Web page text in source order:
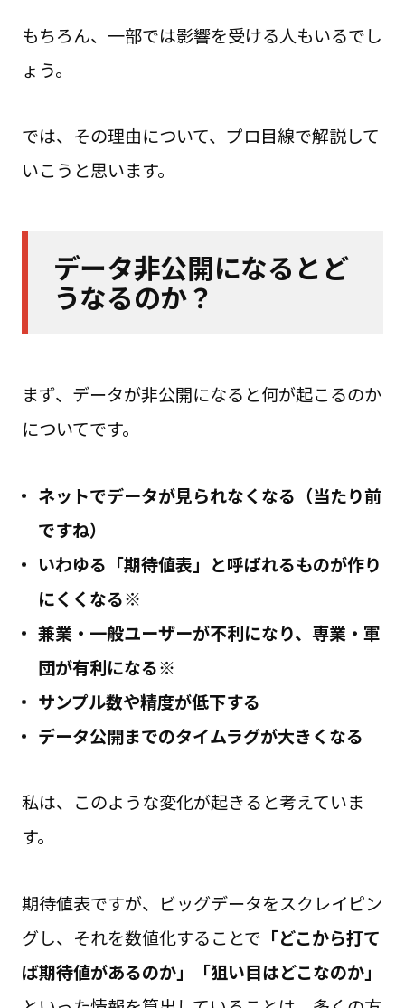
もちろん、一部では影響を受ける人もいるでし
ょう。
では、その理由について、プロ目線で解説して
いこうと思います。
データ非公開になるとど
うなるのか？
まず、データが非公開になると何が起こるのか
についてです。
ネットでデータが見られなくなる（当たり前
ですね）
いわゆる「期待値表」と呼ばれるものが作り
にくくなる※
兼業・一般ユーザーが不利になり、専業・軍
団が有利になる※
サンプル数や精度が低下する
データ公開までのタイムラグが大きくなる
私は、このような変化が起きると考えていま
す。
期待値表ですが、ビッグデータをスクレイピン
グし、それを数値化することで 「どこから打て
ば期待値があるのか」「狙い目はどこなのか」